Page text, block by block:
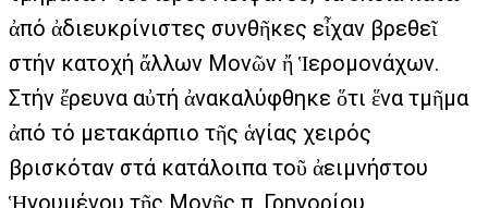
ἀπό ἀδιευκρίνιστες συνθῆκες εἶχαν βρεθεῖ
στήν κατοχή ἄλλων Μονῶν ἤ Ἱερομονάχων.
Στήν ἔρευνα αὐτή ἀνακαλύφθηκε ὅτι ἕνα τμῆμα
ἀπό τό μετακάρπιο τῆς ἁγίας χειρός
βρισκόταν στά κατάλοιπα τοῦ ἀειμνήστου
Ἡγουμένου τῆς Μονῆς π. Γρηγορίου